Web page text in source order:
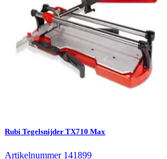
Rubi Tegelsnijder TX710 Max
Artikelnummer 141899